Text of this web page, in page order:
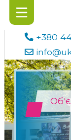
+380